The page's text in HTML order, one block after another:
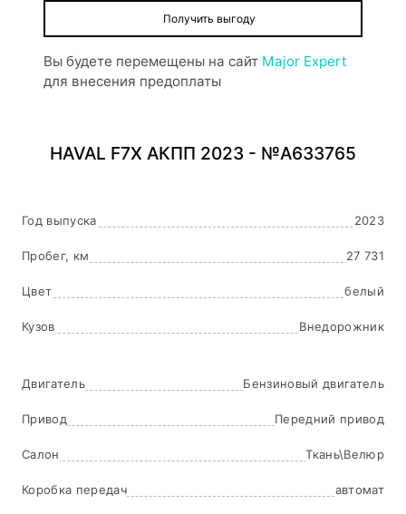
Получить выгоду
Вы будете перемещены на сайт Major Expert
для внесения предоплаты
HAVAL F7X АКПП 2023 - №A633765
Год выпуска 2023
Пробег, км 27 731
Цвет белый
Кузов Внедорожник
Двигатель Бензиновый двигатель
Привод Передний привод
Салон Ткань\Велюр
Коробка передач автомат